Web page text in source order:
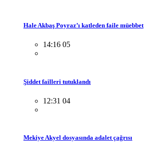
Hale Akbaş Poyraz’ı katleden faile müebbet
14:16 05
Şiddet failleri tutuklandı
12:31 04
Mekiye Akyel dosyasında adalet çağrısı